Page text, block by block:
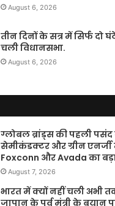
August 6, 2026
तीन दिनों के सत्र में सिर्फ दो
चली विधानसभा.
August 6, 2026
ग्लोबल ब्रांड्स की पहली पसंद
सेमीकंडक्टर और ग्रीन एनर्जी
Foxconn और Avada का
August 7, 2026
भारत में क्यों नहीं चली अभी
जापान के पूर्व मंत्री के बयान